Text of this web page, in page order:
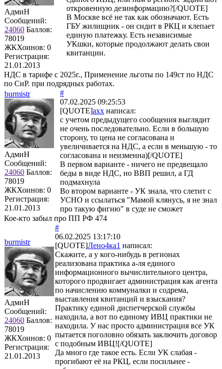
АдмиН
Сообщений:
24060 Баллов:
78019
ЖКХоинов: 0
Регистрация:
21.01.2013
откровенную дезинформацию?[/QUOTE]
В Москве всё не так как обозначают. Есть
ГБУ жилищник - он сидит в РКЦ и клепает
единую платежку. Есть независимые
УКшки, которые продолжают делать свои
квитанции.
НДС в тарифе с 2025г., Применение льготы по 149ст по НДС
по СиР. при подрядных работах.
burmistr
АдмиН
Сообщений:
24060 Баллов:
78019
ЖКХоинов: 0
Регистрация:
21.01.2013
#
07.02.2025 09:25:53
[QUOTE]axx написал:
с учетом предыдущего сообщения выглядит
не очень последовательно. Если в большую
сторону, то цена не согласована и
увеличивается на НДС, а если в меньшую - то
согласована и неизменна)[/QUOTE]
В первом варианте - ничего не предвещало
беды в виде НДС, но ВВП решил, а ГД
подмахнула
Во втором варианте - УК знала, что слетит с
УСНО и ссылаться "Мамой клянусь, я не знал
про такую фигню" в суде не сможет
Кое-кто забыл про ПП РФ 474
burmistr
АдмиН
Сообщений:
24060 Баллов:
78019
ЖКХоинов: 0
Регистрация:
21.01.2013
#
06.02.2025 13:17:10
[QUOTE]Лено4ка1 написал:
Скажите, а у кого-нибудь в регионах
реализована практика а-ля единого
информационного вычислительного центра,
которого продвигает администрация как агента
по начислению коммуналки и содрема,
выставления квитанций и взыскания?
Практику единой диспетчерской службы
находила, а вот по единому ИВЦ практики не
находила. У нас просто администрация все УК
пытается поголовно обязать заключить договор
с подобным ИВЦ![/QUOTE]
Да много где такое есть. Если УК слабая -
прогибают её на РКЦ, если посильнее -